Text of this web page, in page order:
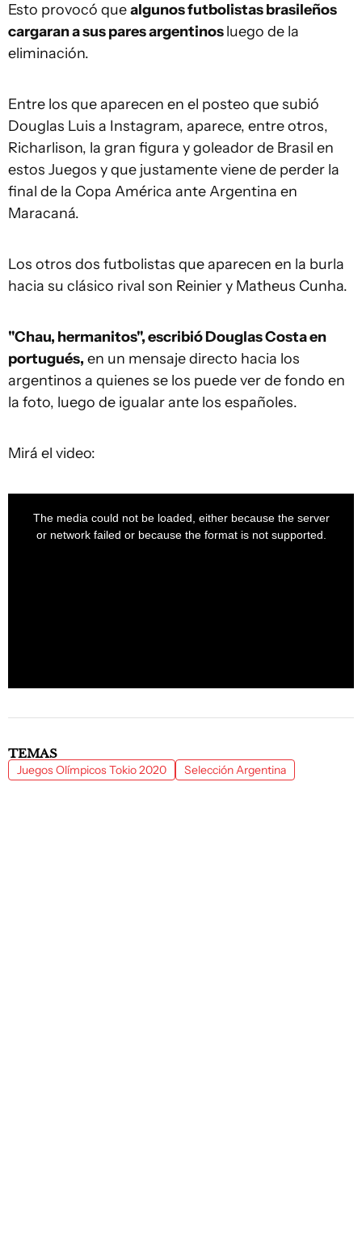
Esto provocó quealgunos futbolistas brasileños
cargaran a sus pares argentinosluego de la
eliminación.
Entre los que aparecen en el posteo que subió
Douglas Luis a Instagram, aparece, entre otros,
Richarlison, la gran figura y goleador de Brasil en
estos Juegos y que justamente viene de perder la
final de la Copa América ante Argentina en
Maracaná.
Los otros dos futbolistas que aparecen en la burla
hacia su clásico rival son Reinier y Matheus Cunha.
"Chau, hermanitos", escribió Douglas Costa en
portugués, en un mensaje directo hacia los
argentinos a quienes se los puede ver de fondo en
la foto, luego de igualar ante los españoles.
Mirá el video:
The media could not be loaded, either because the server
or network failed or because the format is not supported.
TEMAS
Juegos Olímpicos Tokio 2020 Selección Argentina